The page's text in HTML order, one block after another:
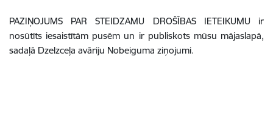
PAZIŅOJUMS PAR STEIDZAMU DROŠĪBAS IETEIKUMU ir
nosūtīts iesaistītām pusēm un ir publiskots mūsu mājaslapā,
sadaļā Dzelzceļa avāriju Nobeiguma ziņojumi.